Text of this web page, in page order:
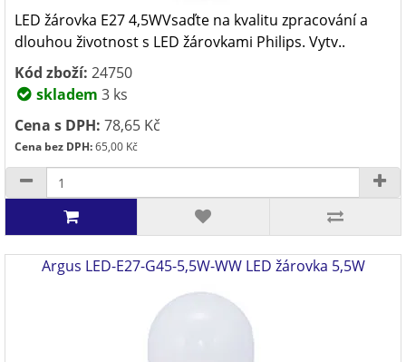
LED žárovka E27 4,5WVsaďte na kvalitu zpracování a
dlouhou životnost s LED žárovkami Philips. Vytv..
Kód zboží: 24750
skladem 3 ks
Cena s DPH: 78,65 Kč
Cena bez DPH:65,00 Kč
Argus LED-E27-G45-5,5W-WW LED žárovka 5,5W